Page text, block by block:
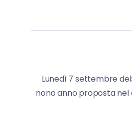
Lunedì 7 settembre
nono anno proposta nel